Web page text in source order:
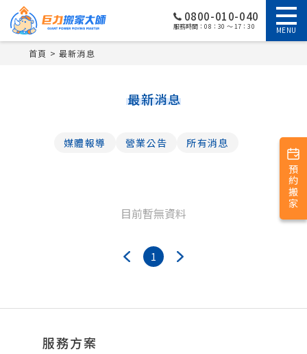
預約搬家
0800-010-040
服務時間：08：30 ～ 17：30 MENU
首頁 最新消息
最新消息
媒體報導 營業公告 所有消息
目前暫無資料
1
服務方案